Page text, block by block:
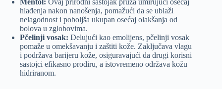
Mentol: Ovaj prirodni sastojak pruža umirujući osećaj
hlađenja nakon nanošenja, pomažući da se ublaži
nelagodnost i poboljša ukupan osećaj olakšanja od
bolova u zglobovima.
Pčelinji vosak: Delujući kao emolijens, pčelinji vosak
pomaže u omekšavanju i zaštiti kože. Zaključava vlagu
i podržava barijeru kože, osiguravajući da drugi korisni
sastojci efikasno prodiru, a istovremeno održava kožu
hidriranom.